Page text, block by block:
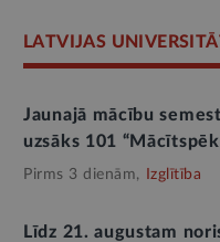
LATVIJAS
Jaunajā mācību
uzsāks 101
Pirms 3 dienām, Izglītība
Līdz 21. augustam